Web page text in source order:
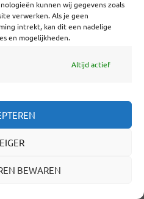
kunnen wij gegevens zoals
verwerken. Als je geen
intrekt, kan dit een nadelige
en mogelijkheden.
Altijd actief
BEWAREN
Na de
voor kinderen, volgt
delen? Een gevoel
VERDER